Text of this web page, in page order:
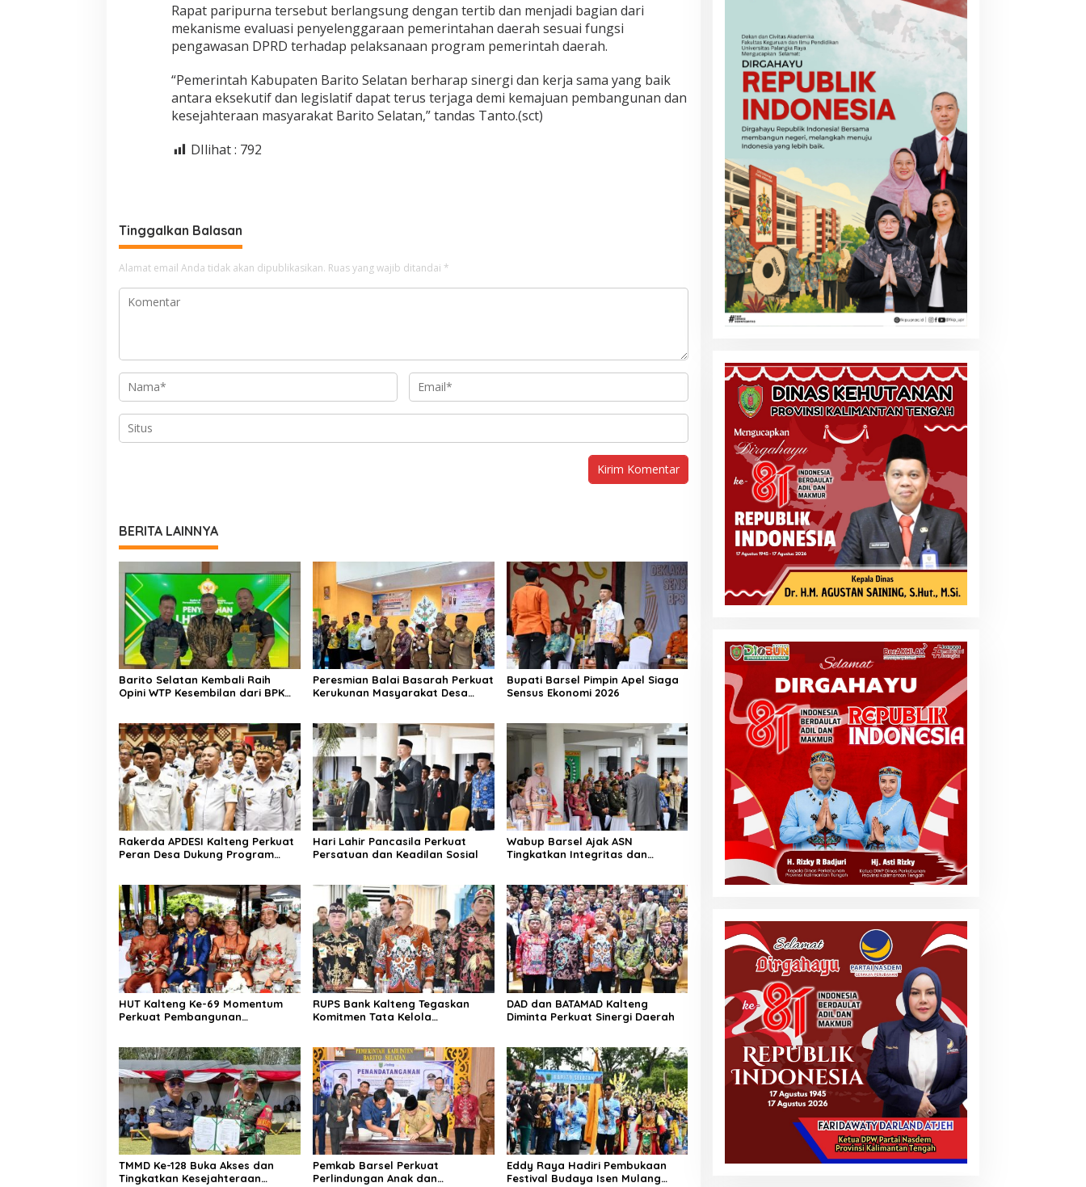
Rapat paripurna tersebut berlangsung dengan tertib dan menjadi bagian dari
mekanisme evaluasi penyelenggaraan pemerintahan daerah sesuai fungsi
pengawasan DPRD terhadap pelaksanaan program pemerintah daerah.
“Pemerintah Kabupaten Barito Selatan berharap sinergi dan kerja sama yang baik
antara eksekutif dan legislatif dapat terus terjaga demi kemajuan pembangunan dan
kesejahteraan masyarakat Barito Selatan,” tandas Tanto.(sct)
DIlihat : 792
Tinggalkan Balasan
Alamat email Anda tidak akan dipublikasikan. Ruas yang wajib ditandai *
BERITA LAINNYA
Barito Selatan Kembali Raih
Opini WTP Kesembilan dari BPK
Peresmian Balai Basarah Perkuat
Kerukunan Masyarakat Desa
Bupati Barsel Pimpin Apel Siaga
Sensus Ekonomi 2026
Rakerda APDESI Kalteng Perkuat
Peran Desa Dukung Program
Hari Lahir Pancasila Perkuat
Persatuan dan Keadilan Sosial
Wabup Barsel Ajak ASN
Tingkatkan Integritas dan
HUT Kalteng Ke-69 Momentum
Perkuat Pembangunan
RUPS Bank Kalteng Tegaskan
Komitmen Tata Kelola
DAD dan BATAMAD Kalteng
Diminta Perkuat Sinergi Daerah
TMMD Ke-128 Buka Akses dan
Tingkatkan Kesejahteraan
Pemkab Barsel Perkuat
Perlindungan Anak dan
Eddy Raya Hadiri Pembukaan
Festival Budaya Isen Mulang